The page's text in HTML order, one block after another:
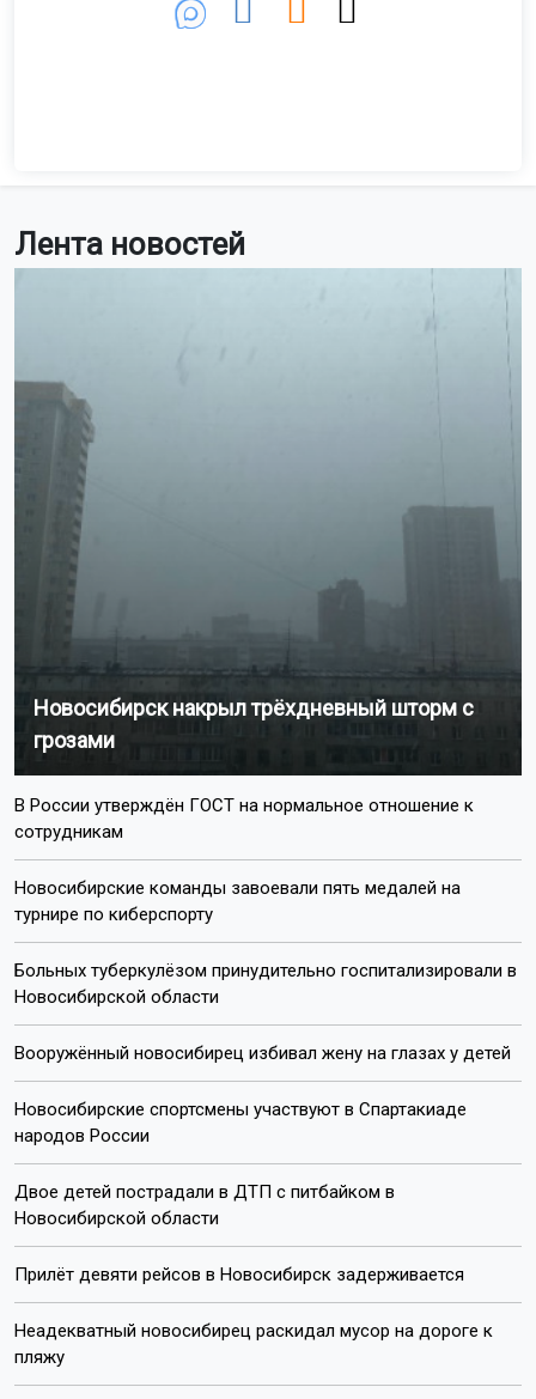
Лента новостей
Новосибирск накрыл трёхдневный шторм с
грозами
В России утверждён ГОСТ на нормальное отношение к
сотрудникам
Новосибирские команды завоевали пять медалей на
турнире по киберспорту
Больных туберкулёзом принудительно госпитализировали в
Новосибирской области
Вооружённый новосибирец избивал жену на глазах у детей
Новосибирские спортсмены участвуют в Спартакиаде
народов России
Двое детей пострадали в ДТП с питбайком в
Новосибирской области
Прилёт девяти рейсов в Новосибирск задерживается
Неадекватный новосибирец раскидал мусор на дороге к
пляжу